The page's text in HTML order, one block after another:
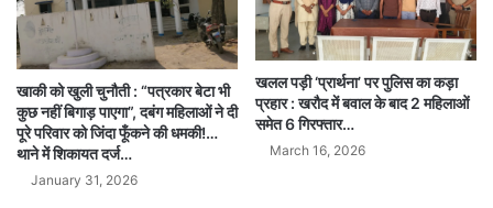
खाकी को खुली चुनौती : “पत्रकार बेटा भी
कुछ नहीं बिगाड़ पाएगा”, दबंग महिलाओं ने दी
पूरे परिवार को जिंदा फूँकने की धमकी!…
थाने में शिकायत दर्ज…
January 31, 2026
खलल पड़ी ‘प्रार्थना’ पर पुलिस का कड़ा
प्रहार : खरौद में बवाल के बाद 2 महिलाओं
समेत 6 गिरफ्तार…
March 16, 2026